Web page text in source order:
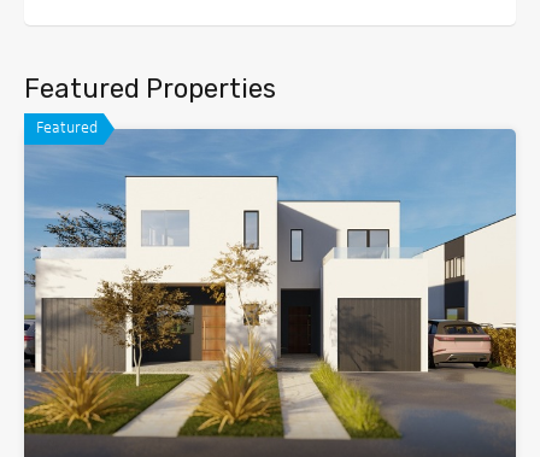
Featured Properties
Featured